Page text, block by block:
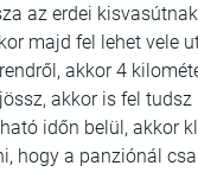
az erdei
majd fel lehet vele
akkor 4
akkor is fel
időn belül, akkor
hogy a panziónál